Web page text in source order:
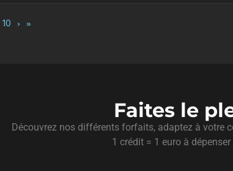
10 › »
Faites le
Découvrez nos différents forfaits, adaptez à votre
1 crédit = 1 euro à dépenser